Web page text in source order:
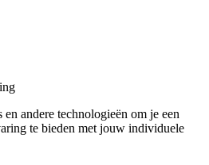
andere technologieën om je een
te bieden met jouw individuele